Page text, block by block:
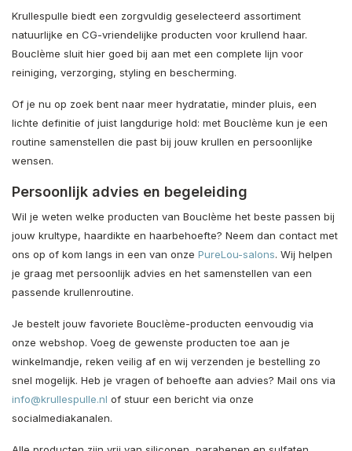
Krullespulle biedt een zorgvuldig geselecteerd assortiment
natuurlijke en CG-vriendelijke producten voor krullend haar.
Bouclème sluit hier goed bij aan met een complete lijn voor
reiniging, verzorging, styling en bescherming.
Of je nu op zoek bent naar meer hydratatie, minder pluis, een
lichte definitie of juist langdurige hold: met Bouclème kun je een
routine samenstellen die past bij jouw krullen en persoonlijke
wensen.
Persoonlijk advies en begeleiding
Wil je weten welke producten van Bouclème het beste passen bij
jouw krultype, haardikte en haarbehoefte? Neem dan contact met
ons op of kom langs in een van onze PureLou-salons. Wij helpen
je graag met persoonlijk advies en het samenstellen van een
passende krullenroutine.
Je bestelt jouw favoriete Bouclème-producten eenvoudig via
onze webshop. Voeg de gewenste producten toe aan je
winkelmandje, reken veilig af en wij verzenden je bestelling zo
snel mogelijk. Heb je vragen of behoefte aan advies? Mail ons via
info@krullespulle.nl of stuur een bericht via onze
socialmediakanalen.